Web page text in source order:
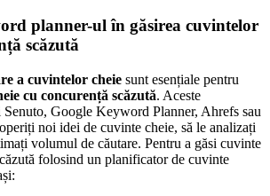
planner-ul în găsirea cuvintelor
scăzută
a cuvintelor cheie sunt esențiale pentru
cu concurență scăzută. Aceste
Google Keyword Planner, Ahrefs sau
noi idei de cuvinte cheie, să le analizați
volumul de căutare. Pentru a găsi cuvinte
folosind un planificator de cuvinte